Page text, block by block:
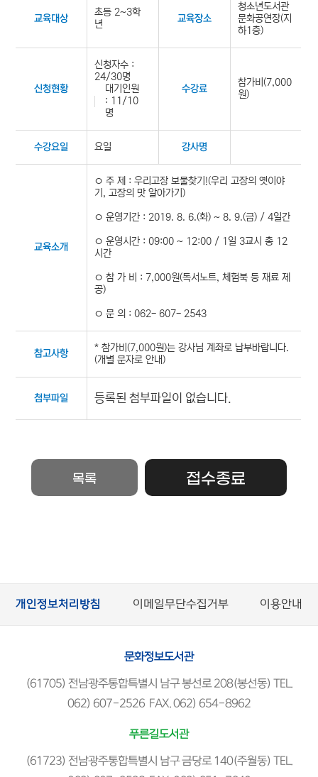
교육대상
초등 2~3학
년
교육장소
청소년도서관
문화공연장(지
하1층)
신청현황
신청자수 :
24/30명
대기인원
: 11/10
명
수강료
참가비(7,000
원)
수강요일 요일 강사명
교육소개
ㅇ 주 제 : 우리고장 보물찾기!(우리 고장의 옛이야
기, 고장의 맛 알아가기)
ㅇ 운영기간 : 2019. 8. 6.(화) ~ 8. 9.(금) / 4일간
ㅇ 운영시간 : 09:00 ~ 12:00 / 1일 3교시 총 12
시간
ㅇ 참 가 비 : 7,000원(독서노트, 체험북 등 재료 제
공)
ㅇ 문 의 : 062- 607- 2543
참고사항
* 참가비(7,000원)는 강사님 계좌로 납부바랍니다.
(개별 문자로 안내)
첨부파일 등록된 첨부파일이 없습니다.
목록 접수종료
개인정보처리방침 이메일무단수집거부 이용안내
문화정보도서관
(61705) 전남광주통합특별시 남구 봉선로 208(봉선동) TEL.
062) 607-2526 FAX. 062) 654-8962
푸른길도서관
(61723) 전남광주통합특별시 남구 금당로 140(주월동) TEL.